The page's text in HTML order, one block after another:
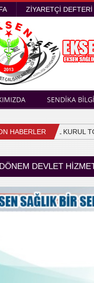
ZIYARETÇI DEFTERI
SENDİKA
HABERLER
GENEL KURUL
DEVLET